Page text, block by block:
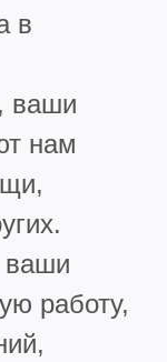
в
ваши
нам
ваши
работу,